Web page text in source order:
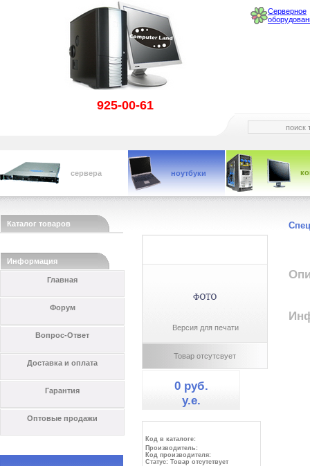
925-00-61
Серверное
сервера ноутбуки
Каталог товаров
Информация
Главная
Форум
Вопрос-Ответ
Доставка и оплата
Гарантия
Оптовые продажи
Версия для печати
Товар отсутсвует
0 руб.
y.e.
Код в каталоге:
Производитель:
Код производителя:
Статус: Товар отсутствует